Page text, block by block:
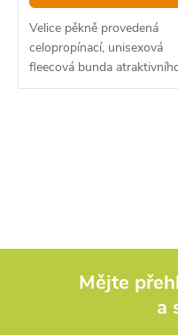
Velice pěkně provedená
celopropínací, unisexová
fleecová bunda
sportovního designu s
á
Mějte
a